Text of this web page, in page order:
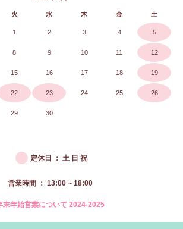
火 水 木 金 土
1 2 3 4 5
8 9 10 11 12
15 16 17 18 19
22 23 24 25 26
29 30
● 定休日 ： 土 日 祝
営業時間 ： 13:00 ~ 18:00
末年始営業について 2024-2025